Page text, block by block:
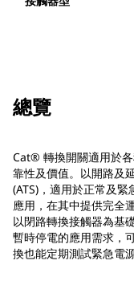
總覽
Cat® 轉換開關適用於
靠性及價值。以開路及
(ATS)，適用於正常及
應用，在其中提供完全
以閉路轉換接觸器為基
暫時停電的應用需求，
換也能定期測試緊急電